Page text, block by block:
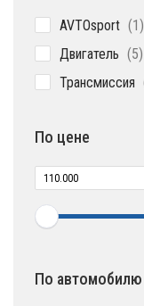
AVTOsport 11
Двигатель 55
Трансмиссия
По цене
По автомобилю